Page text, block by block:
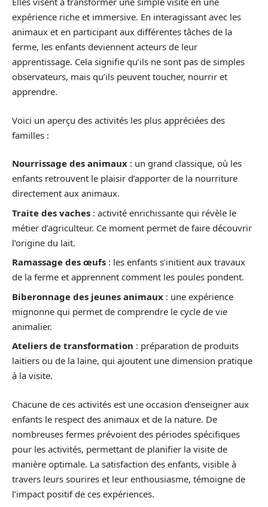
expérience riche et immersive. En interagissant avec les
animaux et en participant aux différentes tâches de la
ferme, les enfants deviennent acteurs de leur
apprentissage. Cela signifie qu’ils ne sont pas de simples
observateurs, mais qu’ils peuvent toucher, nourrir et
apprendre.
Voici un aperçu des activités les plus appréciées des
familles :
Nourrissage des animaux : un grand classique, où les
enfants retrouvent le plaisir d’apporter de la nourriture
directement aux animaux.
Traite des vaches : activité enrichissante qui révèle le
métier d’agriculteur. Ce moment permet de faire découvrir
l’origine du lait.
Ramassage des œufs : les enfants s’initient aux travaux
de la ferme et apprennent comment les poules pondent.
Biberonnage des jeunes animaux : une expérience
mignonne qui permet de comprendre le cycle de vie
animalier.
Ateliers de transformation : préparation de produits
laitiers ou de la laine, qui ajoutent une dimension pratique
à la visite.
Chacune de ces activités est une occasion d’enseigner aux
enfants le respect des animaux et de la nature. De
nombreuses fermes prévoient des périodes spécifiques
pour les activités, permettant de planifier la visite de
manière optimale. La satisfaction des enfants, visible à
travers leurs sourires et leur enthousiasme, témoigne de
l’impact positif de ces expériences.